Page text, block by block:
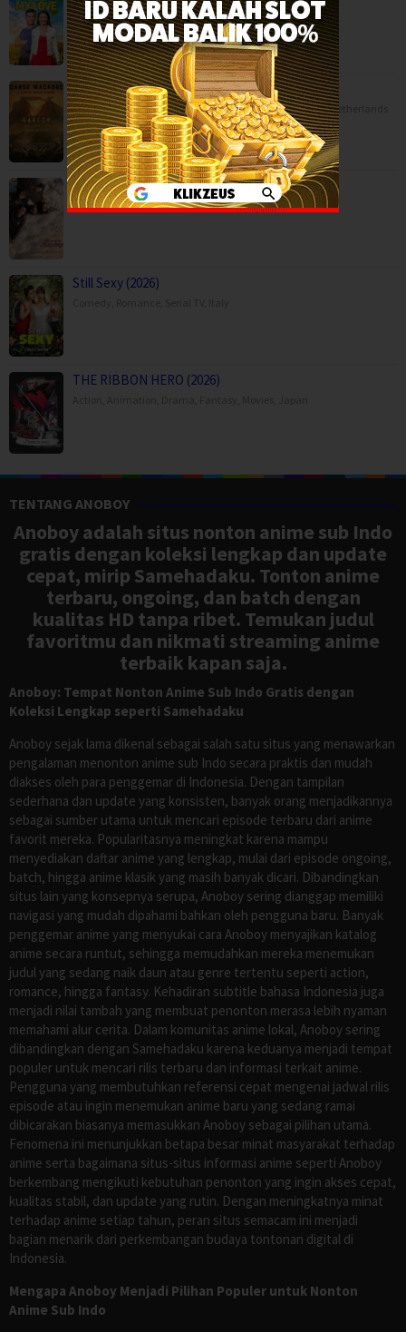
Comedy, Movies Romance,TV Movie, Canada ,USA
Danse Macabre (2026)
Animation,Horror,Movies,Music,War,Belgium,France,Netherlands
Moda Kavida Vaatavarana (2026)
Drama,Movies,Romance,Science Fiction,
Still Sexy (2026)
THE RIBBON HERO (2026)
TENTANG ANOBOY
Anoboy adalah situs nonton anime sub Indo
gratis dengan koleksi lengkap dan update
cepat, mirip Samehadaku. Tonton anime
terbaru, ongoing, dan batch dengan
kualitas HD tanpa ribet. Temukan judul
favoritmu dan nikmati streaming anime
terbaik kapan saja.
Anoboy: Tempat Nonton Anime Sub Indo Gratis dengan
Koleksi Lengkap seperti Samehadaku
Anoboy sejak lama dikenal sebagai salah satu situs yang menawarkan
pengalaman menonton anime sub Indo secara praktis dan mudah
diakses oleh para penggemar di Indonesia. Dengan tampilan
sederhana dan update yang konsisten, banyak orang menjadikannya
sebagai sumber utama untuk mencari episode terbaru dari anime
favorit mereka. Popularitasnya meningkat karena mampu
menyediakan daftar anime yang lengkap, mulai dari episode ongoing,
batch, hingga anime klasik yang masih banyak dicari. Dibandingkan
situs lain yang konsepnya serupa, Anoboy sering dianggap memiliki
navigasi yang mudah dipahami bahkan oleh pengguna baru. Banyak
penggemar anime yang menyukai cara Anoboy menyajikan katalog
anime secara runtut, sehingga memudahkan mereka menemukan
judul yang sedang naik daun atau genre tertentu seperti action,
romance, hingga fantasy. Kehadiran subtitle bahasa Indonesia juga
menjadi nilai tambah yang membuat penonton merasa lebih nyaman
memahami alur cerita. Dalam komunitas anime lokal, Anoboy sering
dibandingkan dengan Samehadaku karena keduanya menjadi tempat
populer untuk mencari rilis terbaru dan informasi terkait anime.
Pengguna yang membutuhkan referensi cepat mengenai jadwal rilis
episode atau ingin menemukan anime baru yang sedang ramai
dibicarakan biasanya memasukkan Anoboy sebagai pilihan utama.
Fenomena ini menunjukkan betapa besar minat masyarakat terhadap
anime serta bagaimana situs-situs informasi anime seperti Anoboy
berkembang mengikuti kebutuhan penonton yang ingin akses cepat,
kualitas stabil, dan update yang rutin. Dengan meningkatnya minat
terhadap anime setiap tahun, peran situs semacam ini menjadi
bagian menarik dari perkembangan budaya tontonan digital di
Indonesia.
Mengapa Anoboy Menjadi Pilihan Populer untuk Nonton
Anime Sub Indo